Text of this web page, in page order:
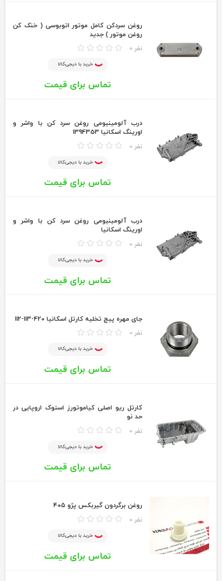
روغن سردکن کامل موتور اتوبوسی ( خنک کن
روغن موتور ) جديد
0 نفر
خرید با دیجی‌کالا
تماس برای قیمت
درب آلومینیومی روغن سرد کن با واشر و
اورینگ اسکانیا 1394353
0 نفر
خرید با دیجی‌کالا
تماس برای قیمت
درب آلومینیومی روغن سرد کن با واشر و
اورینگ اسکانیا
0 نفر
خرید با دیجی‌کالا
تماس برای قیمت
جای مهره پیچ تخلیه کارتل اسکانیا 420-113-112
0 نفر
خرید با دیجی‌کالا
تماس برای قیمت
کارتل ریو اصلی کیاموتورز استوک اروپایی در
حد نو
0 نفر
خرید با دیجی‌کالا
تماس برای قیمت
روغن برگردون گیربکس پژو ۴۰۵
0 نفر
خرید با دیجی‌کالا
تماس برای قیمت